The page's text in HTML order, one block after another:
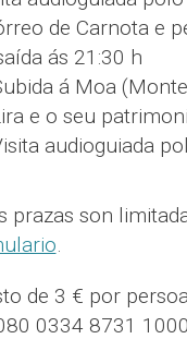
de Carnota e
ás 21:30 h
á Moa
e o seu
audioguiada
prazas son
.
de 3 € por
0334 8731